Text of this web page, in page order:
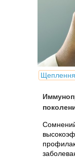
Щеплення